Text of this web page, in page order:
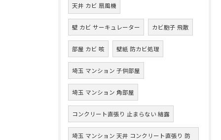
天井 カビ 扇風機
壁 カビ サーキュレーター カビ胞子 飛散
部屋 カビ 咳 壁紙 防カビ処理
埼玉 マンション 子供部屋
埼玉 マンション 角部屋
コンクリート直張り 止まらない 結露
埼玉 マンション 天井 コンクリート直張り 防